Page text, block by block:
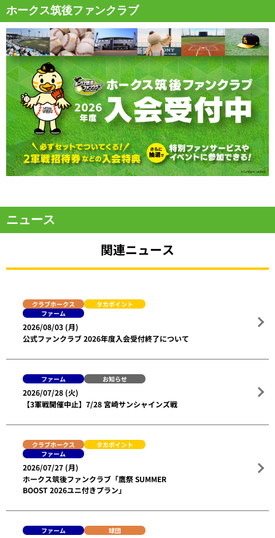
ホークス筑後ファンクラブ
ニュース
関連ニュース
クラブホークス
タカポイント
ファーム
2026/08/03 (月)
公式ファンクラブ 2026年度入会受付終了について
ファーム お知らせ
2026/07/28 (火)
【3軍戦開催中止】7/28 宮崎サンシャインズ戦
クラブホークス
タカポイント
ファーム
2026/07/27 (月)
ホークス筑後ファンクラブ「鷹祭 SUMMER
BOOST 2026ユニ付きプラン」
ファーム 球団